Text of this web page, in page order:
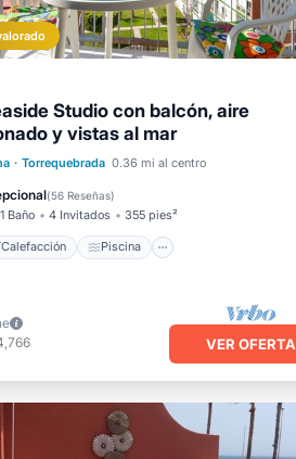
Studio con balcón, aire
y vistas al mar
· Torrequebrada 0.36 mi al centro
(56 Reseñas)
1 Baño 4 Invitados 355 pies²
Piscina
Calefacción
Piscina
Balcón/Terraza
VER OFERTA